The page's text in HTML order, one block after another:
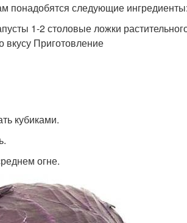
понадобятся следующие ингредиенты:
1-2 столовые ложки
вкусу Приготовление
кубиками.
огне.